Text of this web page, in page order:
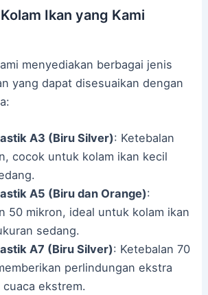
Ikan yang Kami
menyediakan berbagai jenis
yang dapat disesuaikan dengan
A3 (Biru Silver): Ketebalan
cocok untuk kolam ikan kecil
A5 (Biru dan Orange):
50 mikron, ideal untuk kolam ikan
sedang.
A7 (Biru Silver): Ketebalan 70
perlindungan ekstra
ekstrem.